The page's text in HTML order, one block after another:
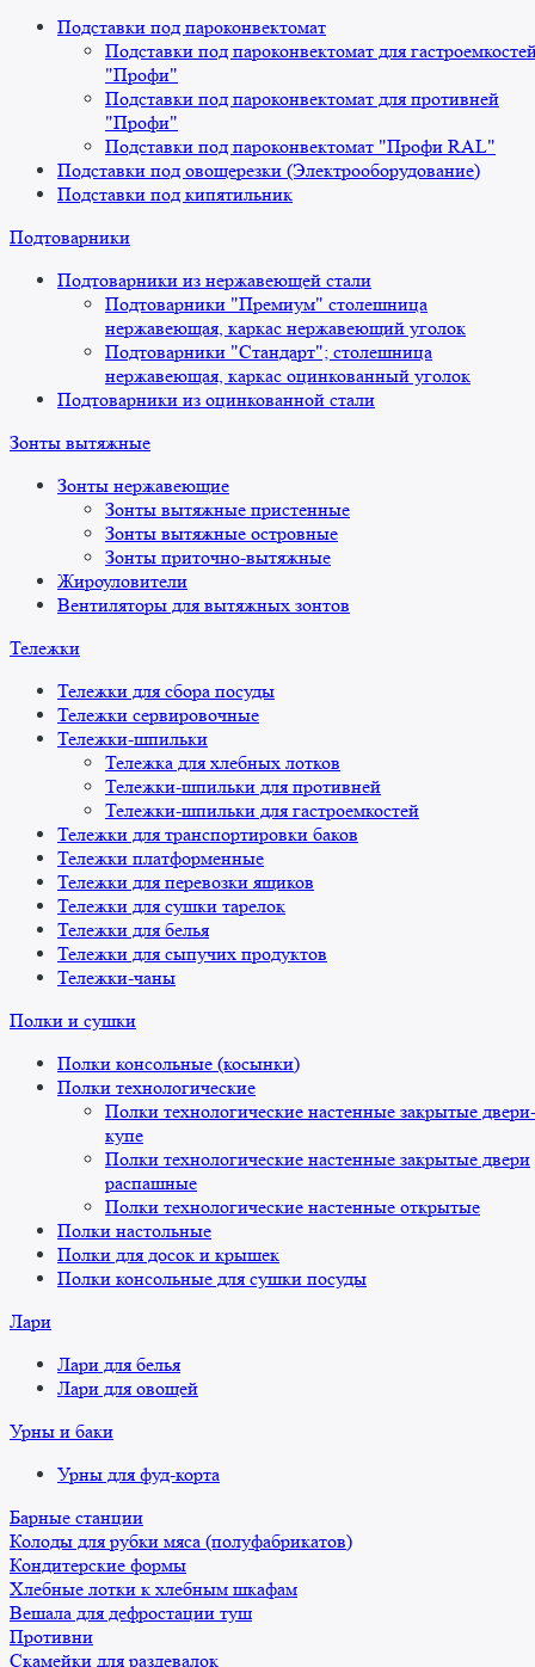
Подставки под пароконвектомат
Подставки под пароконвектомат для
"Профи"
Подставки под пароконвектомат для противней
"Профи"
Подставки под пароконвектомат "Профи RAL"
Подставки под овощерезки (Электрооборудование)
Подставки под кипятильник
Подтоварники
Подтоварники из нержавеющей стали
Подтоварники "Премиум" столешница
нержавеющая, каркас нержавеющий уголок
Подтоварники "Стандарт"; столешница
нержавеющая, каркас оцинкованный уголок
Подтоварники из оцинкованной стали
Зонты вытяжные
Зонты нержавеющие
Зонты вытяжные пристенные
Зонты вытяжные островные
Зонты приточно-вытяжные
Жироуловители
Вентиляторы для вытяжных зонтов
Тележки
Тележки для сбора посуды
Тележки сервировочные
Тележки-шпильки
Тележка для хлебных лотков
Тележки-шпильки для противней
Тележки-шпильки для гастроемкостей
Тележки для транспортировки баков
Тележки платформенные
Тележки для перевозки ящиков
Тележки для сушки тарелок
Тележки для белья
Тележки для сыпучих продуктов
Тележки-чаны
Полки и сушки
Полки консольные (косынки)
Полки технологические
Полки технологические настенные закрытые двери-
купе
Полки технологические настенные закрытые двери
распашные
Полки технологические настенные открытые
Полки настольные
Полки для досок и крышек
Полки консольные для сушки посуды
Лари
Лари для белья
Лари для овощей
Урны и баки
Урны для фуд-корта
Барные станции
Колоды для рубки мяса (полуфабрикатов)
Кондитерские формы
Хлебные лотки к хлебным шкафам
Вешала для дефростации туш
Противни
Скамейки для раздевалок